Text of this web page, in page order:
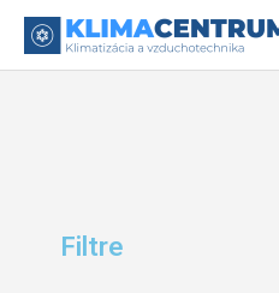
Filtre